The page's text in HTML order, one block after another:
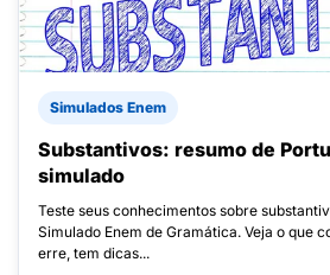
Simulados Enem
Substantivos: resumo de
simulado
Teste seus conhecimentos sobre
Simulado Enem de Gramática. Veja o que
erre, tem dicas...